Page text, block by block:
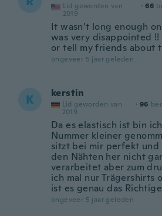
Lid geworden van
2019
· 66
It wasn’t long enough
was very disappointed
or tell my friends about
ongeveer 5 jaar geleden
K kerstin
Lid geworden van
2019
· 96
Da es elastisch ist bin
Nummer kleiner
sitzt bei mir perfekt und
den Nähten her nicht
verarbeitet aber zum
ich mal nur Trägershirts
ist es genau das
ongeveer 5 jaar geleden